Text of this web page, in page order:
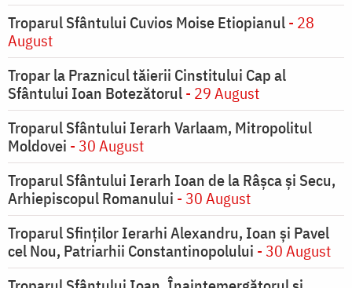
Troparul Sfântului Cuvios Moise Etiopianul- 28
August
Tropar la Praznicul tăierii Cinstitului Cap al
Sfântului Ioan Botezătorul- 29 August
Troparul Sfântului Ierarh Varlaam, Mitropolitul
Moldovei - 30 August
Troparul Sfântului Ierarh Ioan de la Râşca şi Secu,
Arhiepiscopul Romanului - 30 August
Troparul Sfinţilor Ierarhi Alexandru, Ioan şi Pavel
cel Nou, Patriarhii Constantinopolului - 30 August